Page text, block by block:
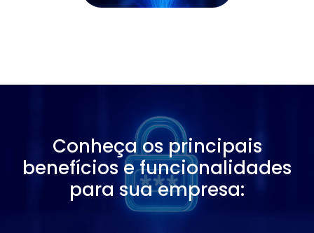
Conheça os principais
benefícios e funcionalidades
para sua empresa: